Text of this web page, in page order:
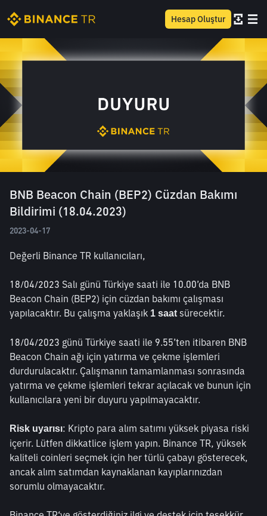
Hesap Oluştur
BNB Beacon Chain (BEP2) Cüzdan Bakımı
Bildirimi (18.04.2023)
2023-04-17
Değerli Binance TR kullanıcıları,
18/04/2023 Salı günü Türkiye saati ile 10.00’da BNB
Beacon Chain (BEP2) için cüzdan bakımı çalışması
yapılacaktır. Bu çalışma yaklaşık 1 saat sürecektir.
18/04/2023 günü Türkiye saati ile 9.55’ten itibaren BNB
Beacon Chain ağı için yatırma ve çekme işlemleri
durdurulacaktır. Çalışmanın tamamlanması sonrasında
yatırma ve çekme işlemleri tekrar açılacak ve bunun için
kullanıcılara yeni bir duyuru yapılmayacaktır.
Risk uyarısı: Kripto para alım satımı yüksek piyasa riski
içerir. Lütfen dikkatlice işlem yapın. Binance TR, yüksek
kaliteli coinleri seçmek için her türlü çabayı gösterecek,
ancak alım satımdan kaynaklanan kayıplarınızdan
sorumlu olmayacaktır.